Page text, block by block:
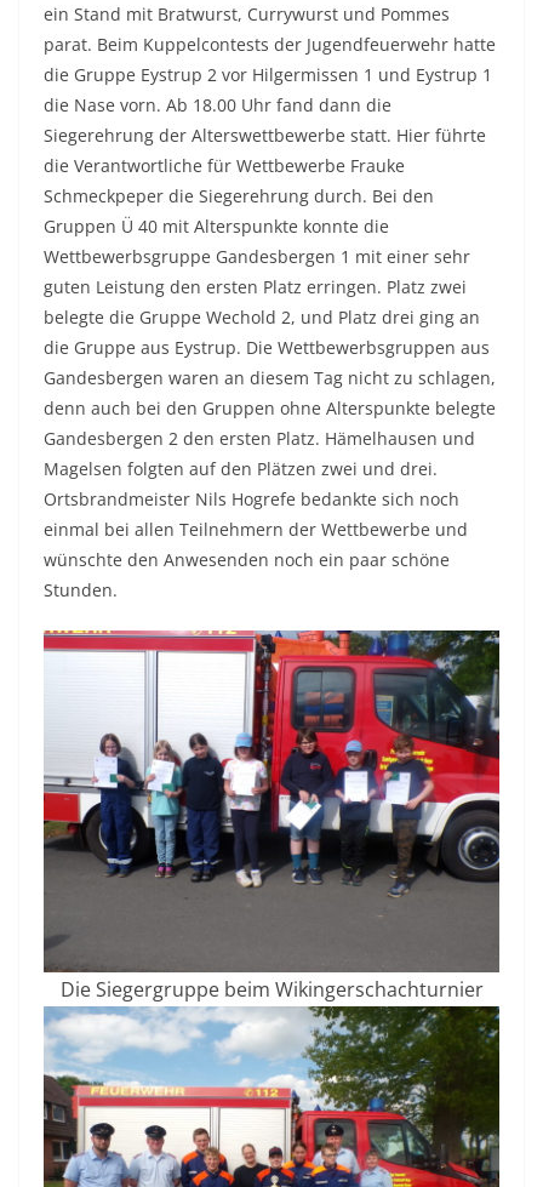
ein Stand mit Bratwurst, Currywurst und Pommes
parat. Beim Kuppelcontests der Jugendfeuerwehr hatte
die Gruppe Eystrup 2 vor Hilgermissen 1 und Eystrup 1
die Nase vorn. Ab 18.00 Uhr fand dann die
Siegerehrung der Alterswettbewerbe statt. Hier führte
die Verantwortliche für Wettbewerbe Frauke
Schmeckpeper die Siegerehrung durch. Bei den
Gruppen Ü 40 mit Alterspunkte konnte die
Wettbewerbsgruppe Gandesbergen 1 mit einer sehr
guten Leistung den ersten Platz erringen. Platz zwei
belegte die Gruppe Wechold 2, und Platz drei ging an
die Gruppe aus Eystrup. Die Wettbewerbsgruppen aus
Gandesbergen waren an diesem Tag nicht zu schlagen,
denn auch bei den Gruppen ohne Alterspunkte belegte
Gandesbergen 2 den ersten Platz. Hämelhausen und
Magelsen folgten auf den Plätzen zwei und drei.
Ortsbrandmeister Nils Hogrefe bedankte sich noch
einmal bei allen Teilnehmern der Wettbewerbe und
wünschte den Anwesenden noch ein paar schöne
Stunden.
Die Siegergruppe beim Wikingerschachturnier